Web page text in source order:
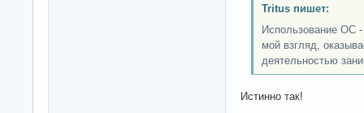
Tritus пишет:
Использование OC
мой взгляд,
деятельностью
Истинно так!